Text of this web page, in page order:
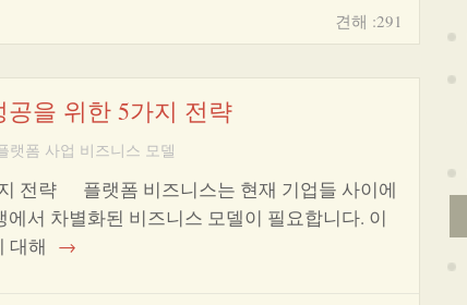
견해 :291
을 위한 5가지 전략
랫폼 사업 비즈니스 모델
전략 플랫폼 비즈니스는 현재 기업들 사이에
서 차별화된 비즈니스 모델이 필요합니다. 이
대해 →